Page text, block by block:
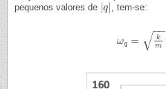
pequenos valores de q|
q| , tem-se:
ωq =
k
m
−−
√
ωq =km| q |